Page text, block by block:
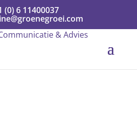
(0) 6 11400037